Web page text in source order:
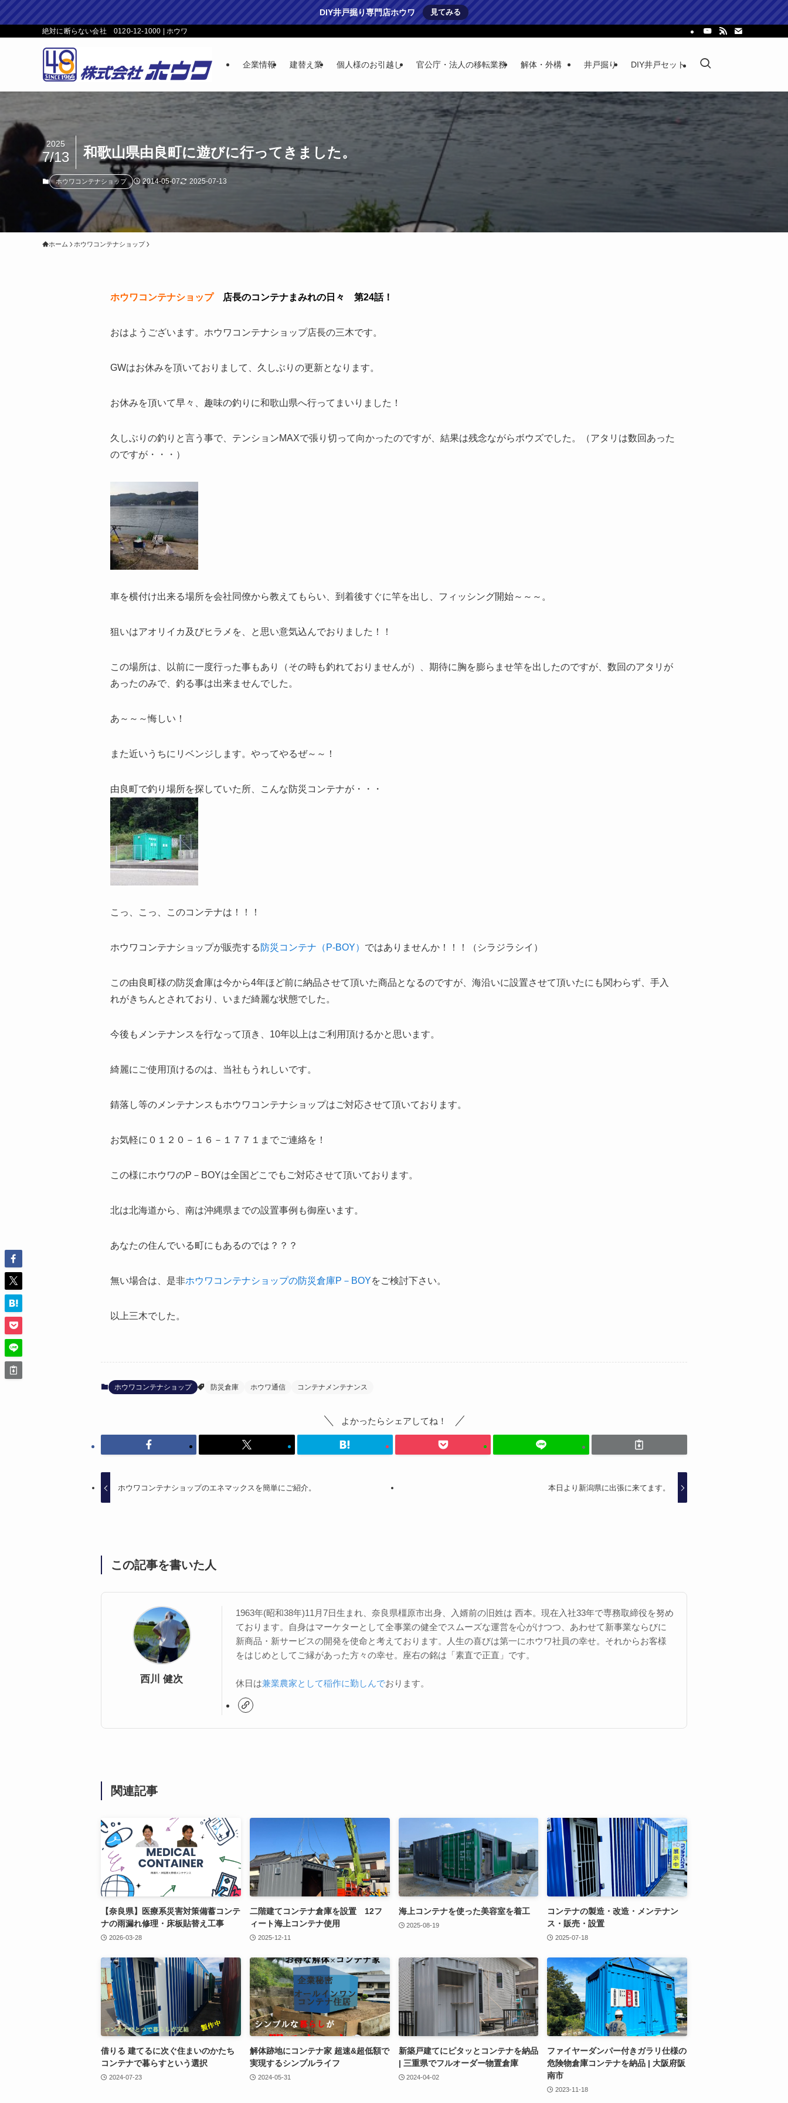
DIY井戸掘り専門店ホウワ 見てみる
絶対に断らない会社 0120-12-1000 | ホウワ
企業情報 建替え業 個人様のお引越し 官公庁・法人の移転業務 解体・外構 井戸掘り DIY井戸セット
和歌山県由良町に遊びに行ってきました。
2025
7/13
ホウワコンテナショップ 2014-05-07 2025-07-13
ホーム ホウワコンテナショップ
ホウワコンテナショップ店長のコンテナまみれの日々 第24話！
おはようございます。ホウワコンテナショップ店長の三木です。
GWはお休みを頂いておりまして、久しぶりの更新となります。
お休みを頂いて早々、趣味の釣りに和歌山県へ行ってまいりました！
久しぶりの釣りと言う事で、テンションMAXで張り切って向かったのですが、結果は残念ながらボウズでした。（アタリは数回あった
のですが・・・）
車を横付け出来る場所を会社同僚から教えてもらい、到着後すぐに竿を出し、フィッシング開始～～～。
狙いはアオリイカ及びヒラメを、と思い意気込んでおりました！！
この場所は、以前に一度行った事もあり（その時も釣れておりませんが）、期待に胸を膨らませ竿を出したのですが、数回のアタリが
あったのみで、釣る事は出来ませんでした。
あ～～～悔しい！
また近いうちにリベンジします。やってやるぜ～～！
由良町で釣り場所を探していた所、こんな防災コンテナが・・・
こっ、こっ、このコンテナは！！！
ホウワコンテナショップが販売する 防災コンテナ（P-BOY） ではありませんか！！！（シラジラシイ）
この由良町様の防災倉庫は今から4年ほど前に納品させて頂いた商品となるのですが、海沿いに設置させて頂いたにも関わらず、手入
れがきちんとされており、いまだ綺麗な状態でした。
今後もメンテナンスを行なって頂き、10年以上はご利用頂けるかと思います。
綺麗にご使用頂けるのは、当社もうれしいです。
錆落し等のメンテナンスもホウワコンテナショップはご対応させて頂いております。
お気軽に０１２０－１６－１７７１までご連絡を！
この様にホウワのP－BOYは全国どこでもご対応させて頂いております。
北は北海道から、南は沖縄県までの設置事例も御座います。
あなたの住んでいる町にもあるのでは？？？
無い場合は、是非ホウワコンテナショップの防災倉庫P－BOYをご検討下さい。
以上三木でした。
ホウワコンテナショップ 防災倉庫 ホウワ通信 コンテナメンテナンス
よかったらシェアしてね！
ホウワコンテナショップのエネマックスを簡単にご紹介。 本日より新潟県に出張に来てます。
この記事を書いた人
西川 健次
1963年(昭和38年)11月7日生まれ、奈良県橿原市出身、入婿前の旧姓は 西本。現在入社33年で専務取締役を努め
ております。自身はマーケターとして全事業の健全でスムーズな運営を心がけつつ、あわせて新事業ならびに
新商品・新サービスの開発を使命と考えております。人生の喜びは第一にホウワ社員の幸せ。それからお客様
をはじめとしてご縁があった方々の幸せ。座右の銘は「素直で正直」です。
休日は兼業農家として稲作に勤しんでおります。
関連記事
【奈良県】医療系災害対策備蓄コンテ
ナの雨漏れ修理・床板貼替え工事
2026-03-28
二階建てコンテナ倉庫を設置 12フ
ィート海上コンテナ使用
2025-12-11
海上コンテナを使った美容室を着工
2025-08-19
コンテナの製造・改造・メンテナン
ス・販売・設置
2025-07-18
借りる 建てるに次ぐ住まいのかたち
コンテナで暮らすという選択
2024-07-23
解体跡地にコンテナ家 超速&超低額で
実現するシンプルライフ
2024-05-31
新築戸建てにピタッとコンテナを納品
| 三重県でフルオーダー物置倉庫
2024-04-02
ファイヤーダンパー付きガラリ仕様の
危険物倉庫コンテナを納品 | 大阪府阪
南市
2023-11-18